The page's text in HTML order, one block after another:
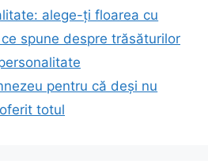
alege-ți floarea cu
spune despre trăsăturilor
pentru că deși nu
totul